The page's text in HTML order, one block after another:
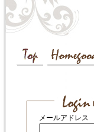
メールアドレス